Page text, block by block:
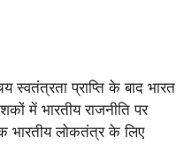
प्राप्ति के बाद भारत
में भारतीय राजनीति पर
भारतीय लोकतंत्र के लिए